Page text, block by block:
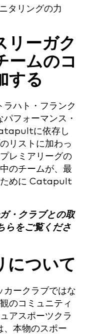
リーガク
ームのコ
する
ラハト・フランク
フォーマンス・
に依存し
リストに加わっ
レミアリーグの
のチームが、最
ために Catapult
・クラブとの取
らをご覧くださ
について
カークラブではな
のコミュニティ
アスポーツクラ
、本物のスポー